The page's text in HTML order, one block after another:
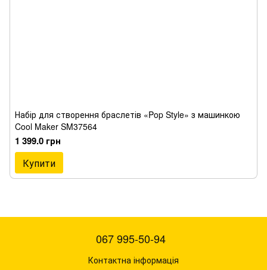
Набір для створення браслетів «Pop Style» з машинкою
Cool Maker SM37564
1 399.0 грн
Купити
067 995-50-94
Контактна інформація